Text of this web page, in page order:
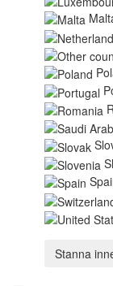
Stanna